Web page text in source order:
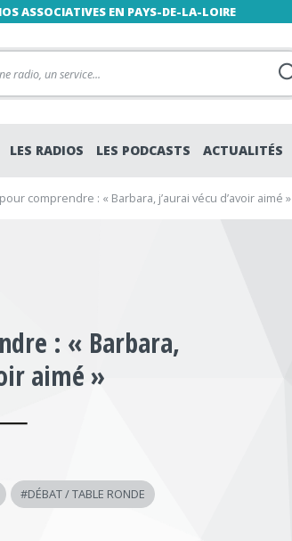
ASSOCIATIVES EN PAYS-DE-LA-LOIRE
LES RADIOS LES PODCASTS ACTUALITÉS
pour comprendre : « Barbara, j’aurai vécu d’avoir aimé »
: « Barbara,
aimé »
#DÉBAT / TABLE RONDE